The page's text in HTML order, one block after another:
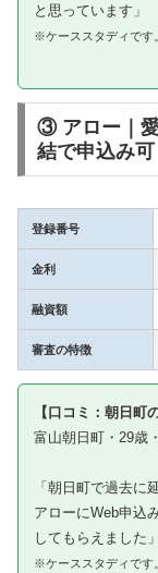
と思っています」
※ケーススタディです
③ アロー｜
結で申込み可
登録番号
金利
融資額
審査の特徴
【口コミ：朝日町
富山朝日町・29歳
「朝日町で過去に
アローにWeb申込
してもらえました」
※ケーススタディです